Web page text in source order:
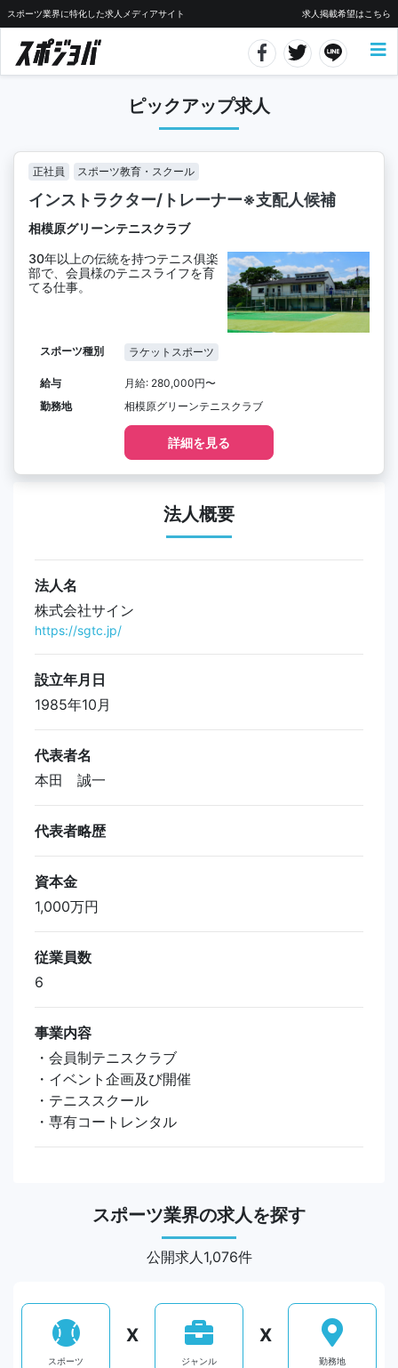
スポーツ業界に特化した求人メディアサイト 求人掲載希望はこちら
ピックアップ求人
正社員 スポーツ教育・スクール
インストラクター/トレーナー※支配人候補
相模原グリーンテニスクラブ
30年以上の伝統を持つテニス俱楽
部で、会員様のテニスライフを育
てる仕事。
スポーツ種別 ラケットスポーツ
給与
月給: 280,000円〜
勤務地
相模原グリーンテニスクラブ
詳細を見る
法人概要
法人名
株式会社サイン
https://sgtc.jp/
設立年月日
1985年10月
代表者名
本田 誠一
代表者略歴
資本金
1,000万円
従業員数
6
事業内容
・会員制テニスクラブ
・イベント企画及び開催
・テニススクール
・専有コートレンタル
スポーツ業界の求人を探す
公開求人1,076件
スポーツ
X
ジャンル
X
勤務地